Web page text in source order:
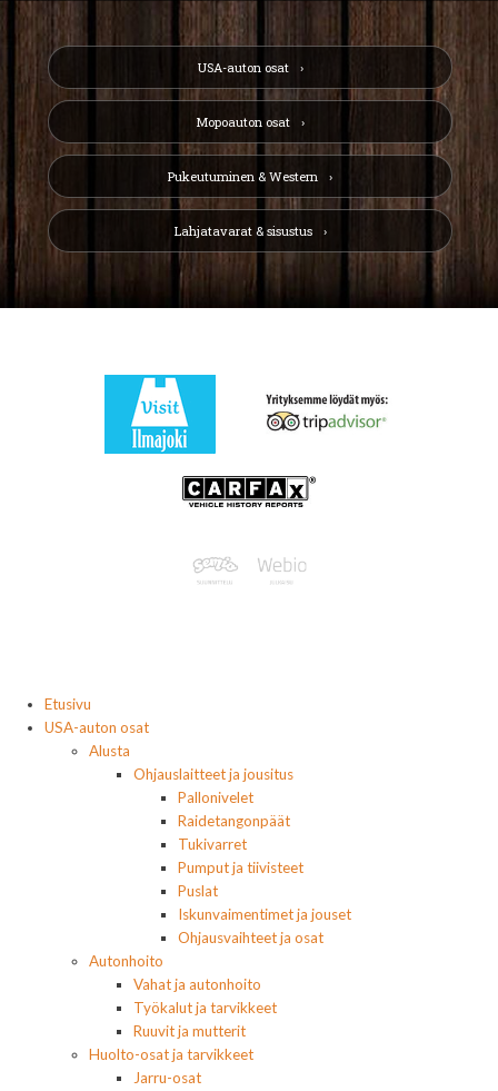
USA-auton osat
Mopoauton osat
Pukeutuminen & Western
Lahjatavarat & sisustus
Etusivu
USA-auton osat
Alusta
Ohjauslaitteet ja jousitus
Pallonivelet
Raidetangonpäät
Tukivarret
Pumput ja tiivisteet
Puslat
Iskunvaimentimet ja jouset
Ohjausvaihteet ja osat
Autonhoito
Vahat ja autonhoito
Työkalut ja tarvikkeet
Ruuvit ja mutterit
Huolto-osat ja tarvikkeet
Jarru-osat